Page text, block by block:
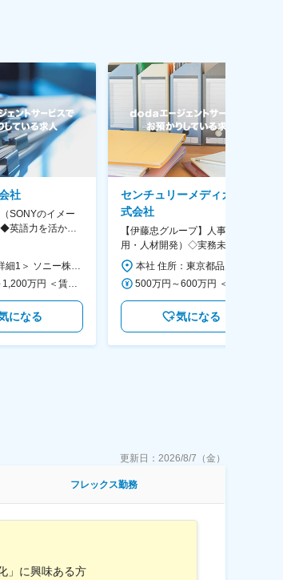
社
SONYのイメー
英語力を活か
＜勤務地詳細1＞ ソニー株式会社 住所：神奈川県横浜市西区みなとみらい5-1-1 受動喫煙対策：屋内全面禁煙 ＜勤務地詳細2＞ ソニーシティ大崎 住所：東京都品川区大崎2-10-1 勤務地最寄駅：JR線／大崎駅 受動喫煙対策：屋内全面禁煙 変更の範囲：会社の定める事業所（リモートワーク含む）
600万円～1,200万円 ＜賃金形態＞ 月給制 ＜賃金内訳＞ 月額（基本給）：350,000円～500,000円 ＜月給＞ 350,000円～500,000円 ＜昇給有無＞ 有 ＜残業手当＞ 有 ＜給与補足＞ ※年収は経験や能力を考慮の上、当社規定により決定します。 賃金はあくまでも目安の金額であり、選考を通じて上下する可能性があります。 月給(月額)は固定手当を含めた表記です。
になる
センチュリーメディカル株
式会社
【伊藤忠グループ】人事（採
用・人材開発）◇実務未経験歓
迎！／リモート有／年休124日
／福利厚生充実◇
気になる
更新日： 2026/8/7（金）
フレックス勤務
」に興味ある方